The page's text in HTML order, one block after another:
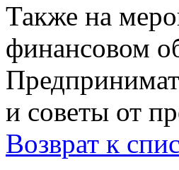
Также на
финансовом
и советы от
Возврат к